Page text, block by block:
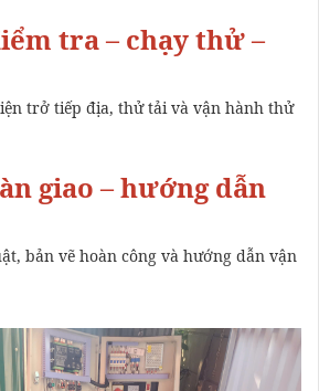
tra – chạy thử –
trở tiếp địa, thử tải và vận hành thử
giao – hướng dẫn
bản vẽ hoàn công và hướng dẫn vận